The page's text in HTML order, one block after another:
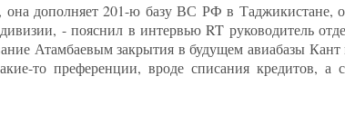
дополняет 201-ю базу ВС РФ в Таджикистане,
- пояснил в интервью RT руководитель
Атамбаевым закрытия в будущем авиабазы Кант
то преференции, вроде списания кредитов, а